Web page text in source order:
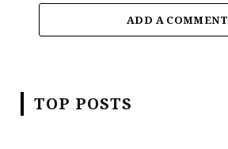
ADD A COMMENT
TOP POSTS